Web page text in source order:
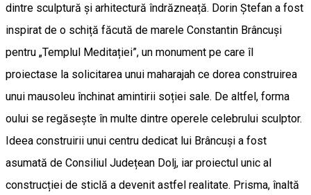
dintre sculptură și arhitectură îndrăzneață. Dorin Ștefan a fost
inspirat de o schiță făcută de marele Constantin Brâncuși
pentru „Templul Meditației”, un monument pe care îl
proiectase la solicitarea unui maharajah ce dorea construirea
unui mausoleu închinat amintirii soției sale. De altfel, forma
oului se regăsește în multe dintre operele celebrului sculptor.
Ideea construirii unui centru dedicat lui Brâncuși a fost
asumată de Consiliul Județean Dolj, iar proiectul unic al
construcției de sticlă a devenit astfel realitate. Prisma, înaltă